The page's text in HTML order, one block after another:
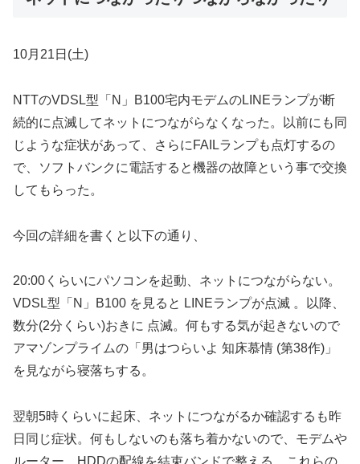
10月21日(土)
NTTのVDSL型「N」B100宅内モデムのLINEランプが断
続的に点滅してネットにつながらなくなった。以前にも同
じような症状があって、さらにFAILランプも点灯するの
で、ソフトバンクに電話すると機器の故障という事で交換
してもらった。
今回の詳細を書くと以下の通り、
20:00くらいにパソコンを起動、ネットにつながらない。
VDSL型「N」B100 を見ると LINEランプが点滅 。以降、
数分(2分くらい)おきに 点滅。何もする気が起きないので
アマゾンプライムの「男はつらいよ 知床慕情 (第38作)」
を見ながら寝落ちする。
翌朝5時くらいに起床、ネットにつながるか確認するも昨
日同じ症状。何もしないのも落ち着かないので、モデムや